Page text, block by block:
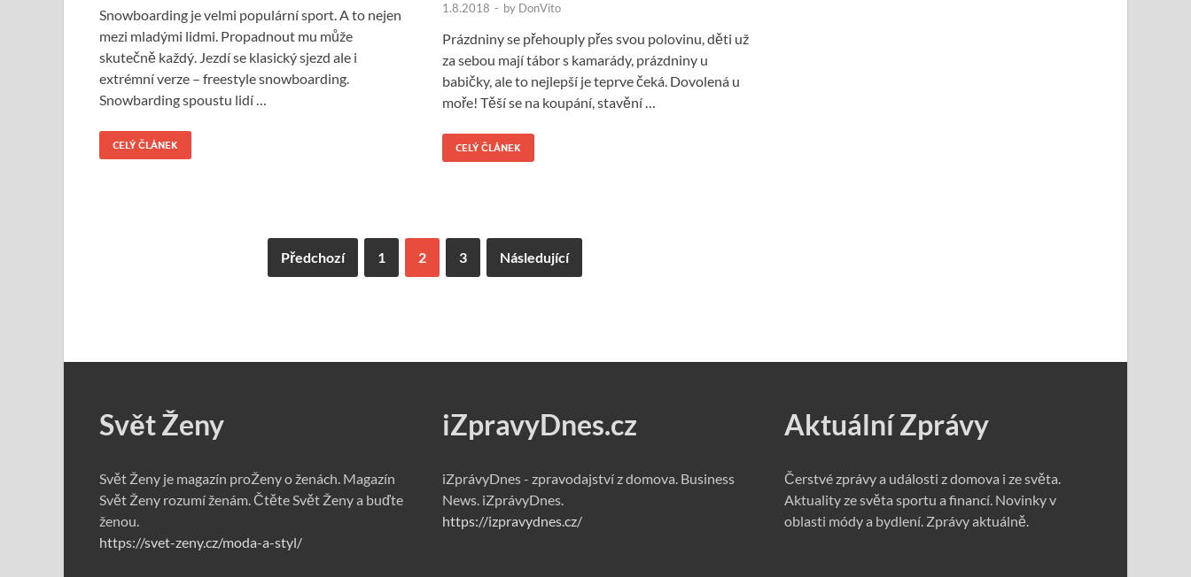
Snowboarding je velmi populární sport. A to nejen
mezi mladými lidmi. Propadnout mu může
skutečně každý. Jezdí se klasický sjezd ale i
extrémní verze – freestyle snowboarding.
Snowbarding spoustu lidí …
CELÝ ČLÁNEK
1.8.2018 - by DonVito
Prázdniny se přehouply přes svou polovinu, děti už
za sebou mají tábor s kamarády, prázdniny u
babičky, ale to nejlepší je teprve čeká. Dovolená u
moře! Těší se na koupání, stavění …
CELÝ ČLÁNEK
Předchozí 1 2 3 Následující
Svět Ženy
Svět Ženy je magazín proŽeny o ženách. Magazín
Svět Ženy rozumí ženám. Čtěte Svět Ženy a buďte
ženou.
https://svet-zeny.cz/moda-a-styl/
iZpravyDnes.cz
iZprávyDnes - zpravodajství z domova. Business
News. iZprávyDnes.
https://izpravydnes.cz/
Aktuální Zprávy
Čerstvé zprávy a události z domova i ze světa.
Aktuality ze světa sportu a financí. Novinky v
oblasti módy a bydlení. Zprávy aktuálně.